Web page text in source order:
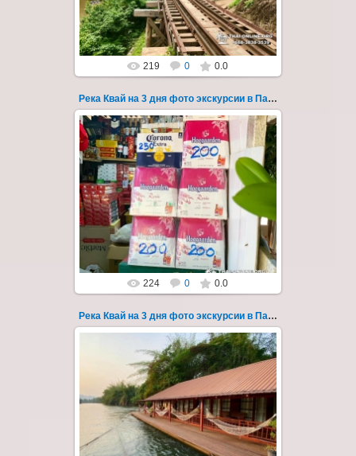
Thai-Online
219 0 0.0
Река Квай на 3 дня фото экскурсии в Паттайе 54
22.03.2023
Тур на три дня из Паттайи на реку Квай,
водопады Эраван, Сайок Ной и Сайок Яй,
затопленный город Сангклабури, деревня...
Thai-Online
224 0 0.0
Река Квай на 3 дня фото экскурсии в Паттайе 55
22.03.2023
Тур на три дня из Паттайи на реку Квай,
водопады Эраван, Сайок Ной и Сайок Яй,
затопленный город Сангклабури, деревня...
Thai-Online